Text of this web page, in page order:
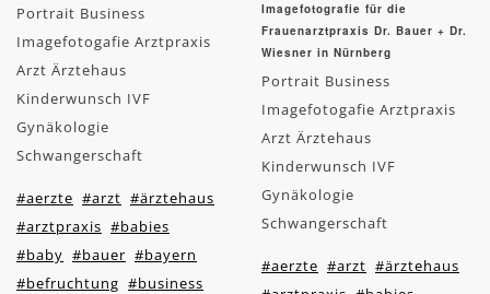
Portrait Business
Imagefotogafie Arztpraxis
Arzt Ärztehaus
Kinderwunsch IVF
Gynäkologie
Schwangerschaft
#aerzte #arzt #ärztehaus
#arztpraxis #babies
#baby #bauer #bayern
#befruchtung #business
Imagefotografie für die
Frauenarztpraxis Dr. Bauer + Dr.
Wiesner in Nürnberg
Portrait Business
Imagefotogafie Arztpraxis
Arzt Ärztehaus
Kinderwunsch IVF
Gynäkologie
Schwangerschaft
#aerzte #arzt #ärztehaus